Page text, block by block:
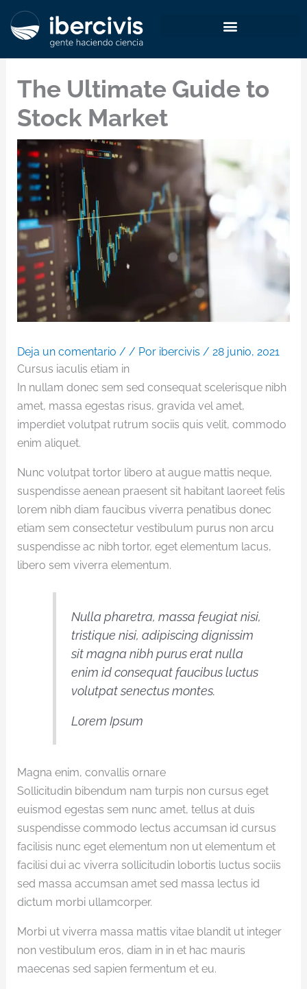
The Ultimate Guide to
Stock Market
Deja un comentario / / Por ibercivis / 28 junio, 2021
Cursus iaculis etiam in
In nullam donec sem sed consequat scelerisque nibh
amet, massa egestas risus, gravida vel amet,
imperdiet volutpat rutrum sociis quis velit, commodo
enim aliquet.
Nunc volutpat tortor libero at augue mattis neque,
suspendisse aenean praesent sit habitant laoreet felis
lorem nibh diam faucibus viverra penatibus donec
etiam sem consectetur vestibulum purus non arcu
suspendisse ac nibh tortor, eget elementum lacus,
libero sem viverra elementum.
Nulla pharetra, massa feugiat nisi,
tristique nisi, adipiscing dignissim
sit magna nibh purus erat nulla
enim id consequat faucibus luctus
volutpat senectus montes.
Lorem Ipsum
Magna enim, convallis ornare
Sollicitudin bibendum nam turpis non cursus eget
euismod egestas sem nunc amet, tellus at duis
suspendisse commodo lectus accumsan id cursus
facilisis nunc eget elementum non ut elementum et
facilisi dui ac viverra sollicitudin lobortis luctus sociis
sed massa accumsan amet sed massa lectus id
dictum morbi ullamcorper.
Morbi ut viverra massa mattis vitae blandit ut integer
non vestibulum eros, diam in in et hac mauris
maecenas sed sapien fermentum et eu.